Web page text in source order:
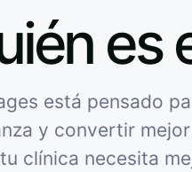
es
está pensado
y convertir
clínica necesita